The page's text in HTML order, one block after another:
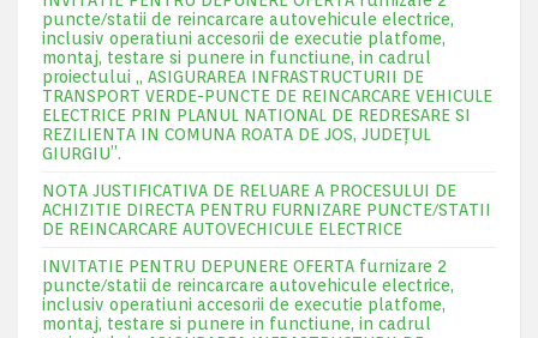
puncte/statii de reincarcare autovehicule electrice,
inclusiv operatiuni accesorii de executie platfome,
montaj, testare si punere in functiune, in cadrul
proiectului „ ASIGURAREA INFRASTRUCTURII DE
TRANSPORT VERDE-PUNCTE DE REINCARCARE VEHICULE
ELECTRICE PRIN PLANUL NATIONAL DE REDRESARE SI
REZILIENTA IN COMUNA ROATA DE JOS, JUDEŢUL
GIURGIU”.
NOTA JUSTIFICATIVA DE RELUARE A PROCESULUI DE
ACHIZITIE DIRECTA PENTRU FURNIZARE PUNCTE/STATII
DE REINCARCARE AUTOVECHICULE ELECTRICE
INVITATIE PENTRU DEPUNERE OFERTA furnizare 2
puncte/statii de reincarcare autovehicule electrice,
inclusiv operatiuni accesorii de executie platfome,
montaj, testare si punere in functiune, in cadrul